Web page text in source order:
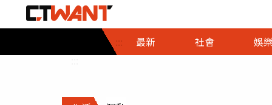
::: 最新 社會
社會首頁
時事
調查
娛樂
娛樂首頁
即時
財經首頁
熱線
政